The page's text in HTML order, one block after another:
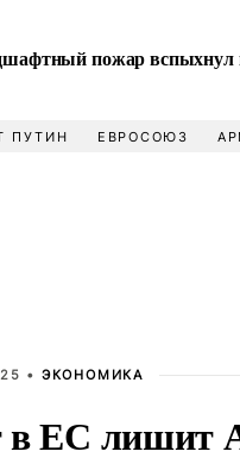
пожар вспыхнул
ПУТИН ЕВРОСОЮЗ
• ЭКОНОМИКА
в ЕС лишит